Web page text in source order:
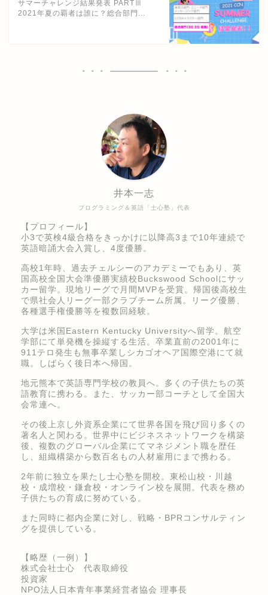
サマーチャレンジ結果発表 PARTⅢ
2021年夏の覇者は誰に？総合部門...
プログラミング＆英語「士心塾」代表
井本一志
【プロフィール】
小3で英検4級合格をきっかけに以降高3まで10年連続で
英語暗誦大会入賞し、4度優勝。
高校1年時、過去チェルシーのアカデミーでもあり、英
国高校全国大会準優勝実績校Buckswood Schoolにサッ
カー留学。現地リーグで月間MVPを受賞。帰国後高校生
で県社会人リーグ一部クラブチーム所属。リーグ優勝、
各種選手権優勝等を複数回経験。
大学は米国Eastern Kentucky Universityへ留学。航空
学部にて単発機を操縦する生活。卒業直前の2001年に
911テロ発生も無事卒業しシカゴオヘア国際空港にて就
職。しばらく後日本へ帰国。
地元熊本で英語専門学校の教員へ。多くの子供たちの英
語教育に携わる。また、サッカー部コーチとして全国大
会常連へ。
その後上京し外資系企業にて世界各国を飛び回り多くの
著名人と関わる。世界中にビジネスネットワークを構築
後、複数のグローバル企業にてマネジメント職を歴任
し、組織構築から数百名もの人材雇用にまで携わる。
2年前に独立を果たし士心塾を開校。東松山校・川越
校・成増校・鎌倉校・オンライン校を展開。代表を務め
子供たちの育成に努めている。
また同時に都内企業に対し、戦略・BPRコンサルティン
グを提供している。
【略歴（一例）】
株式会社士心 代表取締役
投資家
NPO法人日本青年事業経営者協会 理事長